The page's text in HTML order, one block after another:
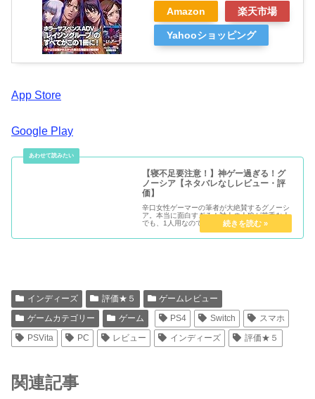
Amazon 楽天市場
Yahooショッピング
App Store
Google Play
【寝不足要注意！】神ゲー過ぎる！グ
ノーシア【ネタバレなしレビュー・評
価】
辛口女性ゲーマーの筆者が大絶賛するグノーシ
ア。本当に面白すぎる！対人の人狼が苦手な人
でも、1人用なのでプレイできる！もっとみん
なに知ってほしい、隠れた神ゲーです！
インディーズ 評価★５
ゲームレビュー
ゲームカテゴリー
ゲーム PS4 Switch
スマホ
PSVita
PC レビュー インディーズ 評価★５
関連記事